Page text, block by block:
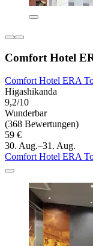
Comfort Hotel
Comfort Hotel ERA
Higashikanda
9,2/10
Wunderbar
(368 Bewertungen)
59 €
30. Aug.–31. Aug.
Comfort Hotel ERA